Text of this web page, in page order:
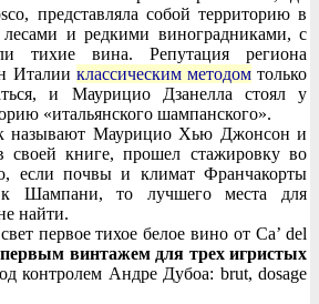
представляла собой территорию в
и редкими виноградниками, с
тихие вина. Репутация региона
Италии классическим методомтолько
и Маурицио Дзанелла стоял у
«итальянского шампанского».
называют Маурицио Хью Джонсон и
своей книге, прошел стажировку во
если почвы и климат Франчакорты
к Шампани, то лучшего места для
найти.
первое тихое белое вино от Ca’ del
первым винтажем для трех игристых
контролем Андре Дубоа: brut, dosage